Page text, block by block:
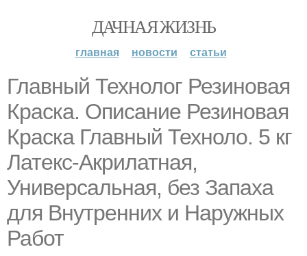
ДАЧНАЯ ЖИЗНЬ
главная новости статьи
Главный Технолог Резиновая
Краска. Описание Резиновая
Краска Главный Техноло. 5 кг
Латекс-Акрилатная,
Универсальная, без Запаха
для Внутренних и Наружных
Работ